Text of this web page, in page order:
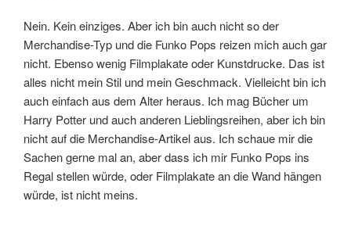
Nein. Kein einziges. Aber ich bin auch nicht so der
Merchandise-Typ und die Funko Pops reizen mich auch gar
nicht. Ebenso wenig Filmplakate oder Kunstdrucke. Das ist
alles nicht mein Stil und mein Geschmack. Vielleicht bin ich
auch einfach aus dem Alter heraus. Ich mag Bücher um
Harry Potter und auch anderen Lieblingsreihen, aber ich bin
nicht auf die Merchandise-Artikel aus. Ich schaue mir die
Sachen gerne mal an, aber dass ich mir Funko Pops ins
Regal stellen würde, oder Filmplakate an die Wand hängen
würde, ist nicht meins.